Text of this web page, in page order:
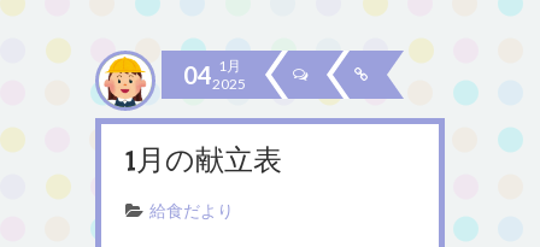
04 1月
2025
1月の献立表
給食だより